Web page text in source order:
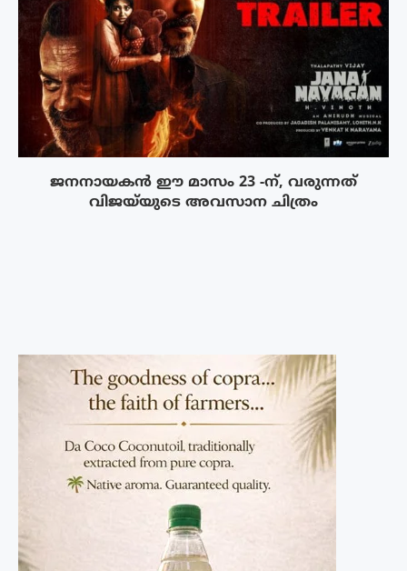
ജനനായകൻ ഈ മാസം 23 -ന്, വരുന്നത്
വിജയ്‌യുടെ അവസാന ചിത്രം